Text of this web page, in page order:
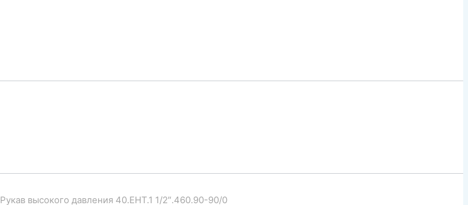
Рукав высокого давления 40.ЕНТ.1 1/2″.460.90-90/0